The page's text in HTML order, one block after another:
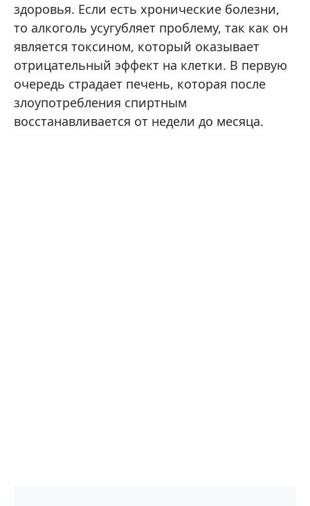
здоровья. Если есть хронические болезни,
то алкоголь усугубляет проблему, так как он
является токсином, который оказывает
отрицательный эффект на клетки. В первую
очередь страдает печень, которая после
злоупотребления спиртным
восстанавливается от недели до месяца.